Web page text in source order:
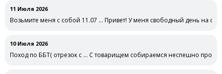
11 Июля 2026
Возьмите меня с собой 11.07 … Привет! У меня свободный день на
10 Июля 2026
Поход по ББТ( отрезок с … С товарищем собираемся неспешно